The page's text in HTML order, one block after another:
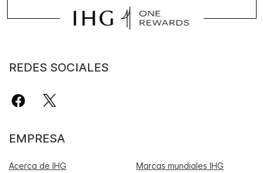
REDES SOCIALES
EMPRESA
Acerca de IHG
Marcas mundiales IHG